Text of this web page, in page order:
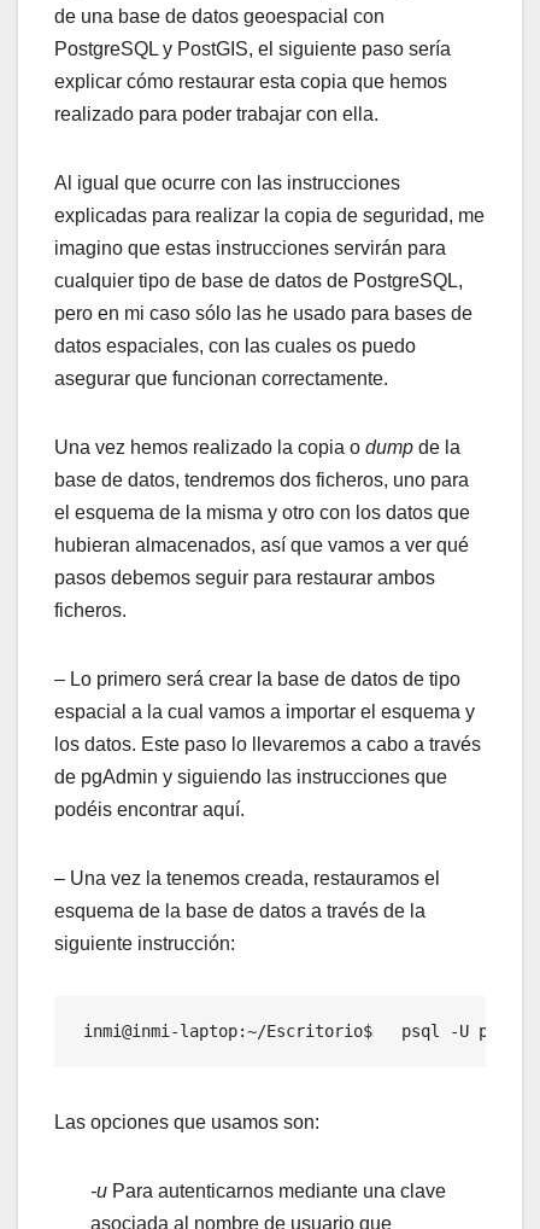
de una base de datos geoespacial con
PostgreSQL y PostGIS, el siguiente paso sería
explicar cómo restaurar esta copia que hemos
realizado para poder trabajar con ella.
Al igual que ocurre con las instrucciones
explicadas para realizar la copia de seguridad, me
imagino que estas instrucciones servirán para
cualquier tipo de base de datos de PostgreSQL,
pero en mi caso sólo las he usado para bases de
datos espaciales, con las cuales os puedo
asegurar que funcionan correctamente.
Una vez hemos realizado la copia o dump de la
base de datos, tendremos dos ficheros, uno para
el esquema de la misma y otro con los datos que
hubieran almacenados, así que vamos a ver qué
pasos debemos seguir para restaurar ambos
ficheros.
– Lo primero será crear la base de datos de tipo
espacial a la cual vamos a importar el esquema y
los datos. Este paso lo llevaremos a cabo a través
de pgAdmin y siguiendo las instrucciones que
podéis encontrar aquí.
– Una vez la tenemos creada, restauramos el
esquema de la base de datos a través de la
siguiente instrucción:
inmi@inmi-laptop:~/Escritorio$   psql -U
Las opciones que usamos son:
-u Para autenticarnos mediante una clave
asociada al nombre de usuario que